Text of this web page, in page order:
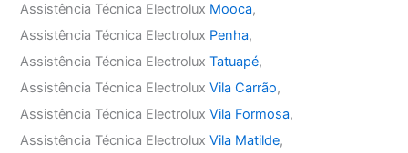
Assistência Técnica Electrolux Mooca,
Assistência Técnica Electrolux Penha,
Assistência Técnica ElectroluxTatuapé,
Assistência Técnica ElectroluxVila Carrão,
Assistência Técnica ElectroluxVila Formosa,
Assistência Técnica ElectroluxVila Matilde,